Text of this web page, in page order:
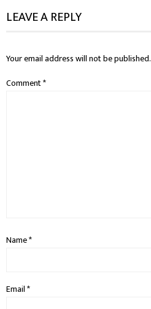
LEAVE A REPLY
Your email address will not be published.
Comment*
Name*
Email*